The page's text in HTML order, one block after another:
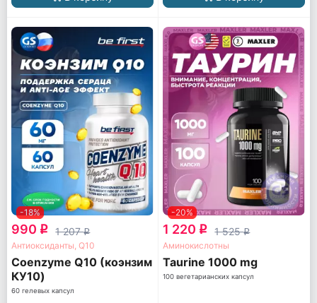
-18%
990 q 1 207q
Антиоксиданты, Q10
Coenzyme Q10 (коэнзим
КУ10)
60 гелевых капсул
-20%
1 220 q 1 525q
Аминокислотны
Taurine 1000 mg
100 вегетарианских капсул